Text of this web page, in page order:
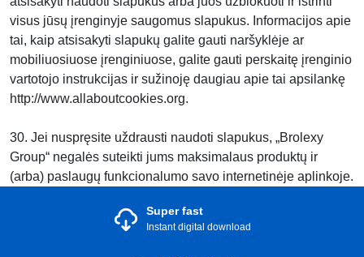
visus jūsų įrenginyje saugomus slapukus. Informacijos apie
tai, kaip atsisakyti slapukų galite gauti naršyklėje ar
mobiliuosiuose įrenginiuose, galite gauti perskaitę įrenginio
vartotojo instrukcijas ir sužinoję daugiau apie tai apsilankę
http://www.allaboutcookies.org.
30. Jei nuspręsite uždrausti naudoti slapukus, „Brolexy
Group“ negalės suteikti jums maksimalaus produktų ir
(arba) paslaugų funkcionalumo savo internetinėje aplinkoje.
Super fast
Instant digital download